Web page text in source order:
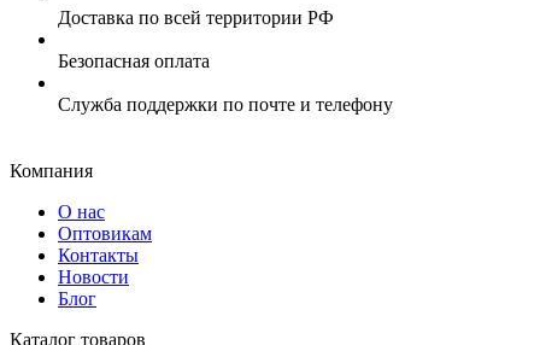
Доставка по всей территории РФ
Безопасная оплата
Служба поддержки по почте и телефону
Компания
О нас
Оптовикам
Контакты
Новости
Блог
Каталог товаров